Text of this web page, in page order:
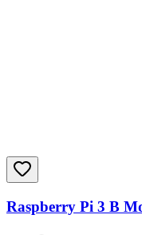
Raspberry Pi 3 B